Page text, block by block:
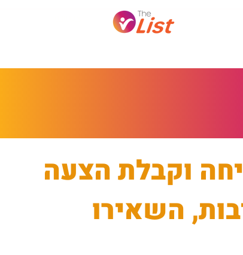
וקבלת הצעה
השאירו